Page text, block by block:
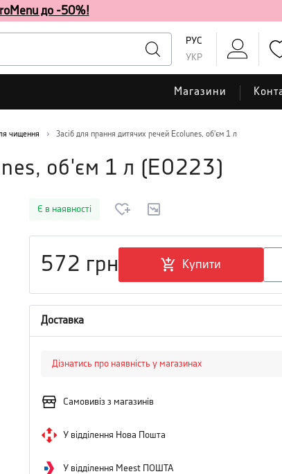
до -50%!
РУС
УКР
Магазини
чищення Засіб для прання дитячих речей Ecolunes, об'єм 1 л
об'єм 1 л ( E0223 )
Є в наявності
572 грн Купити
Доставка
Дізнатись про наявність у магазинах
Самовивіз з магазинів
У відділення Нова Пошта
У відділення Meest ПОШТА